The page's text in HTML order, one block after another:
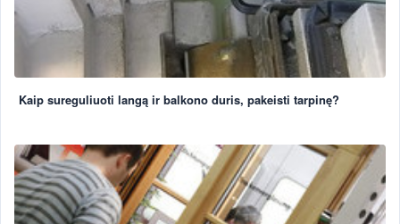
Kaip sureguliuoti langą ir balkono duris, pakeisti tarpinę?